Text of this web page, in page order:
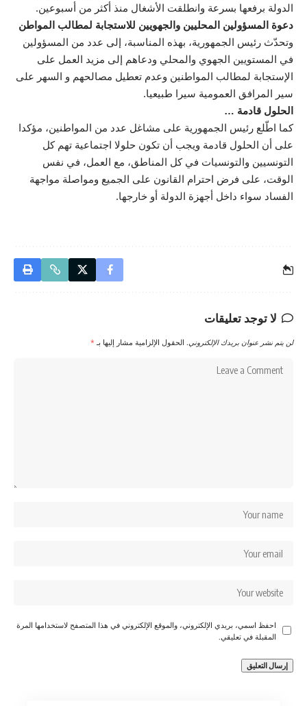
الدولة برفعها بسرعة وانطلقت الأشغال منذ أكثر من أسبوعين.
دعوة المسؤولين المحليين والجهويين للاستجابة لمطالب المواطن
وتحدّث رئيس الجمهورية، بهذه المناسبة، إلى عدد من المسؤولين
في المستويين الجهوي والمحلي ودعاهم إلى مزيد العمل على
الإستجابة لمطالب المواطنين وعدم تعطيل مصالحهم و السهر على
سير المرافق العمومية سيرا طبيعيا.
الحلول قادمة …
كما اطّلع رئيس الجمهورية على مشاغل عدد من المواطنين، مؤكدا
على أن الحلول قادمة ويجب أن تكون حلولا اجتماعية تهم كل
التونسيين والتونسيات في كل المناطق، مع العمل، في نفس
الوقت، على فرض احترام القانون على الجميع ومواصلة مواجهة
الفساد سواء داخل أجهزة الدولة أو خارجها.
لا توجد تعليقات
لن يتم نشر عنوان بريدك الإلكتروني. الحقول الإلزامية مشار إليها بـ *
احفظ اسمي، بريدي الإلكتروني، والموقع الإلكتروني في هذا المتصفح لاستخدامها المرة
المقبلة في تعليقي.